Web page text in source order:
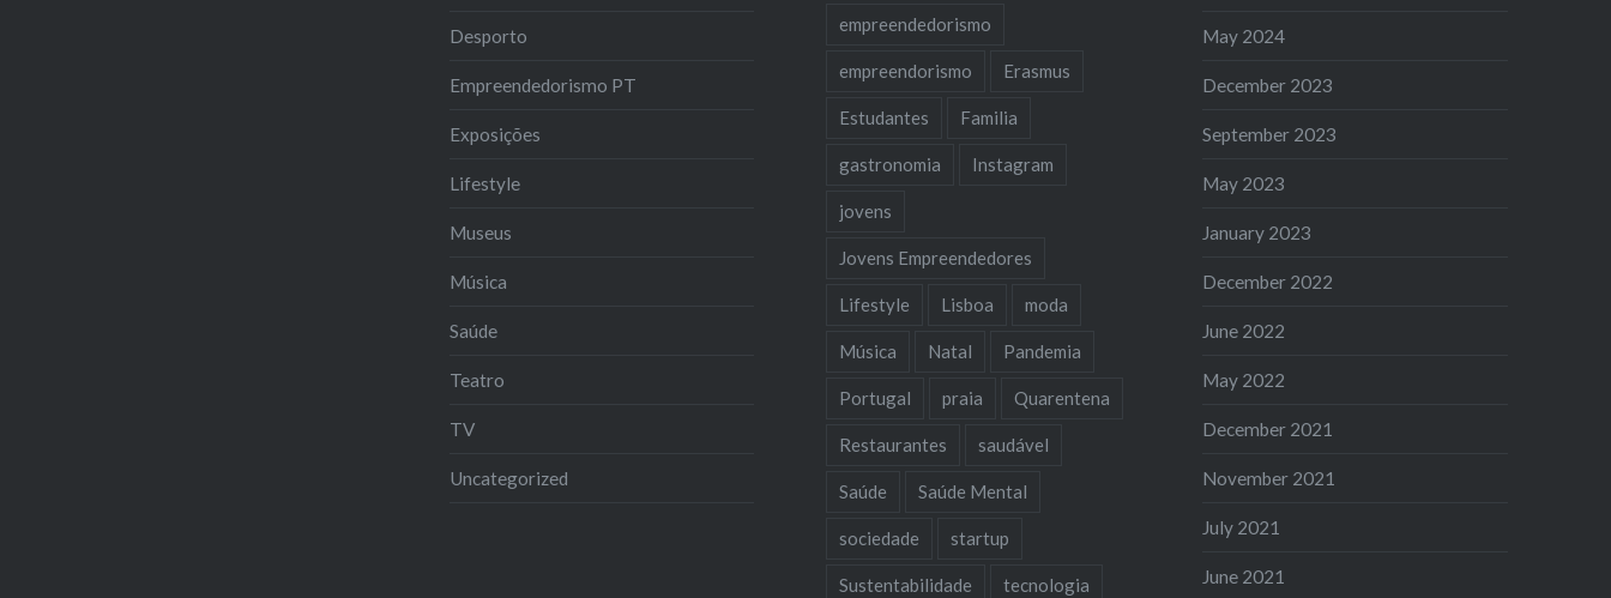
Desporto
Empreendedorismo PT
Exposições
Lifestyle
Museus
Música
Saúde
Teatro
TV
Uncategorized
empreendedorismo
empreendorismo Erasmus
Estudantes Familia
gastronomia Instagram
jovens
Jovens Empreendedores
Lifestyle Lisboa moda
Música Natal Pandemia
Portugal praia Quarentena
Restaurantes saudável
Saúde Saúde Mental
sociedade startup
Sustentabilidade tecnologia
May 2024
December 2023
September 2023
May 2023
January 2023
December 2022
June 2022
May 2022
December 2021
November 2021
July 2021
June 2021